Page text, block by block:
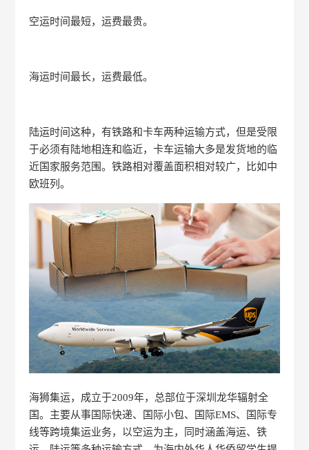
空运时间最短，运费最贵。
海运时间最长，运费最低。
陆运时间这种，有铁路和卡车两种运输方式，但是受限
于必须有陆地相连和临近，卡车运输大多是发货地的临
近国家服务范围。铁路相对覆盖面积相对较广，比如中
欧班列。
海狮集运，成立于2009年，总部位于深圳龙华辐射全
国。主要从事国际快递、国际小包、国际EMS、国际专
线等跨境集运业务，以空运为主，同时涵盖海运、铁